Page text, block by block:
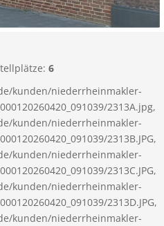
6
kunden/niederrheinmakler-
2313A.jpg,
kunden/niederrheinmakler-
2313B.JPG,
kunden/niederrheinmakler-
2313C.JPG,
kunden/niederrheinmakler-
2313D.JPG,
kunden/niederrheinmakler-